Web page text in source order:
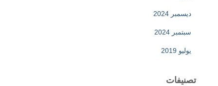
ديسمبر 2024
سبتمبر 2024
يوليو 2019
تصنيفات